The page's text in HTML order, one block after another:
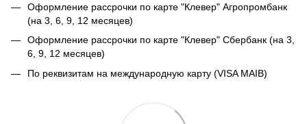
Оформление рассрочки по карте "Клевер" Агропромбанк
(на 3, 6, 9, 12 месяцев)
Оформление рассрочки по карте "Клевер" Сбербанк (на 3,
6, 9, 12 месяцев)
По реквизитам на международную карту (VISA MAIB)